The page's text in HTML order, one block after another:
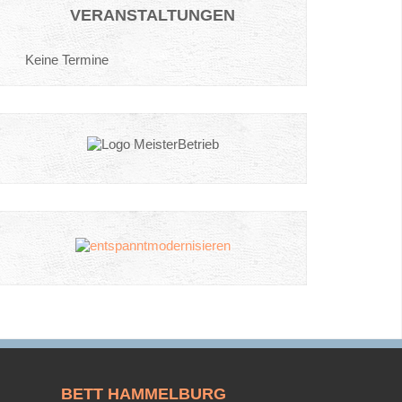
VERANSTALTUNGEN
Keine Termine
BETT HAMMELBURG